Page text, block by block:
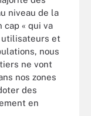
niveau de la
cap « qui va
utilisateurs et
nous
ne vont
nos zones
des
en